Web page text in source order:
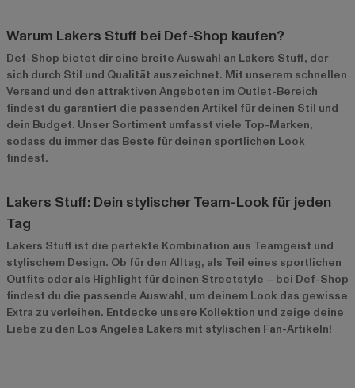
Warum Lakers Stuff bei Def-Shop kaufen?
Def-Shop bietet dir eine breite Auswahl an Lakers Stuff, der
sich durch Stil und Qualität auszeichnet. Mit unserem schnellen
Versand und den attraktiven Angeboten im Outlet-Bereich
findest du garantiert die passenden Artikel für deinen Stil und
dein Budget. Unser Sortiment umfasst viele Top-Marken,
sodass du immer das Beste für deinen sportlichen Look
findest.
Lakers Stuff: Dein stylischer Team-Look für jeden
Tag
Lakers Stuff ist die perfekte Kombination aus Teamgeist und
stylischem Design. Ob für den Alltag, als Teil eines sportlichen
Outfits oder als Highlight für deinen Streetstyle – bei Def-Shop
findest du die passende Auswahl, um deinem Look das gewisse
Extra zu verleihen. Entdecke unsere Kollektion und zeige deine
Liebe zu den Los Angeles Lakers mit stylischen Fan-Artikeln!